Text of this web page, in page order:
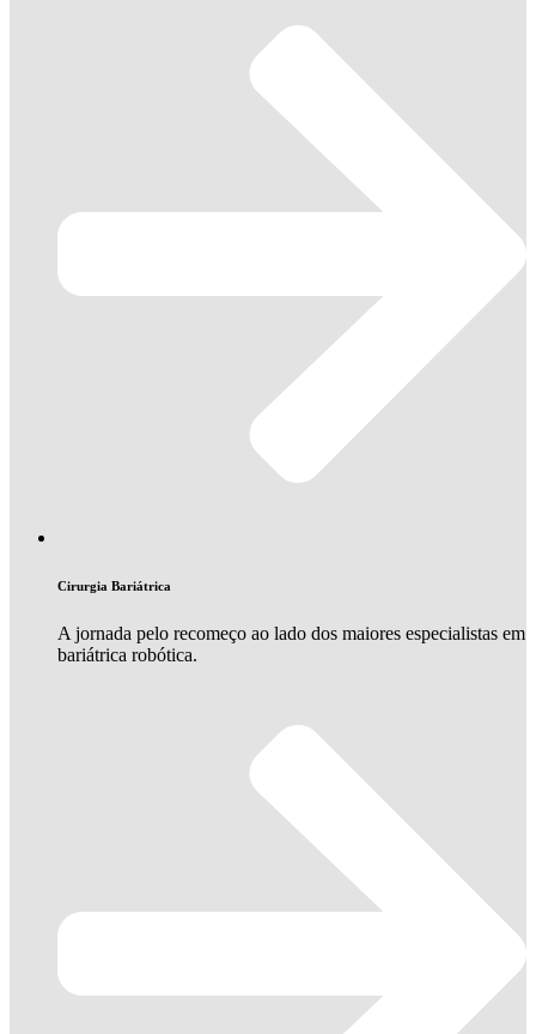
Cirurgia Bariátrica
A jornada pelo recomeço ao lado dos maiores especialistas em
bariátrica robótica.